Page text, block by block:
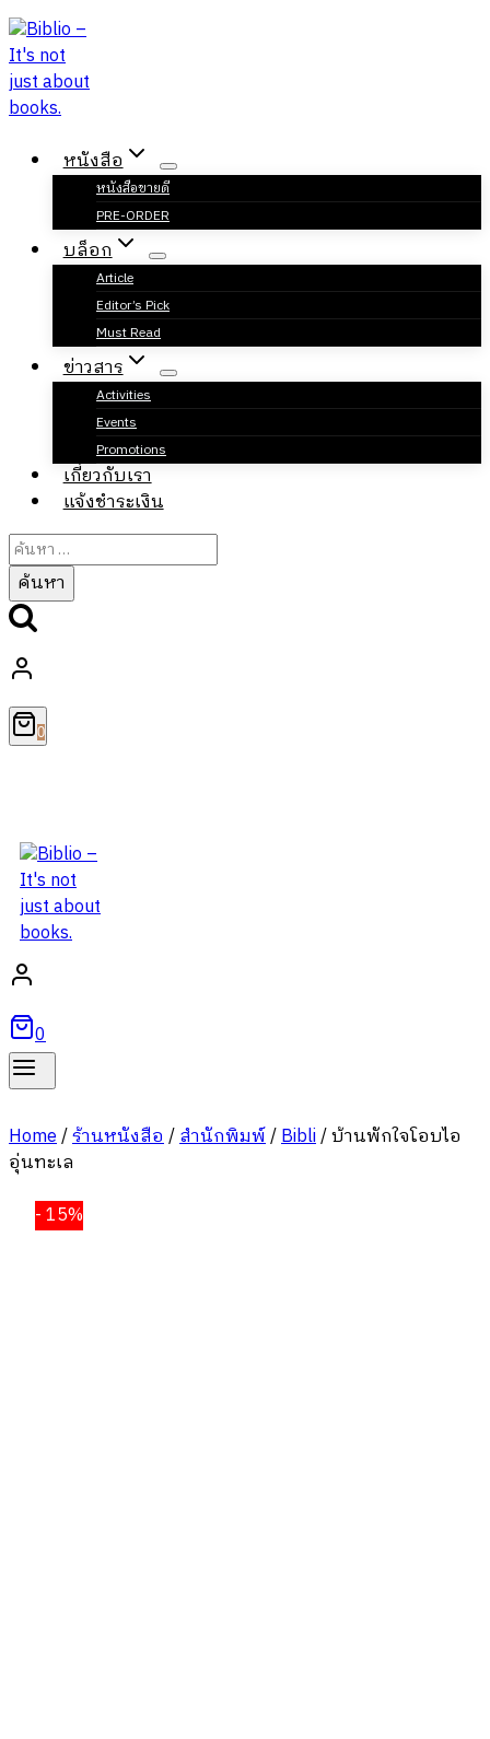
Skip
to
content
หนังสือ
หนังสือขายดี
PRE-ORDER
บล็อก
Article
Editor’s Pick
Must Read
ข่าวสาร
Activities
Events
Promotions
เกี่ยวกับเรา
แจ้งชำระเงิน
ค้นหา
สำหรับ:
0
0
Home/ร้านหนังสือ/สำนักพิมพ์/Bibli/บ้านพักใจโอบไอ
อุ่นทะเล
- 15%